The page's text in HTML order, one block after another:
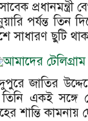
পর্যন্ত তিন
সাধারণ ছুটি
আমাদের
জাতির
একই সঙ্গে
শান্তি